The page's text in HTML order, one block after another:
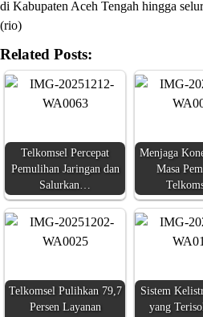
di Kabupaten Aceh Tengah hingga
(rio)
Related Posts:
Telkomsel Percepat
Pemulihan Jaringan dan
Salurkan…
Menjaga
Masa
Telkomsel Pulihkan 79,7
Persen Layanan
Sistem
yang